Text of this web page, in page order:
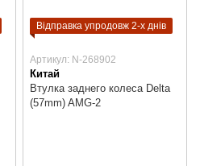
Відправка упродовж 2-х днів
Артикул: N-268902
Китай
Втулка заднего колеса Delta
(57mm) AMG-2